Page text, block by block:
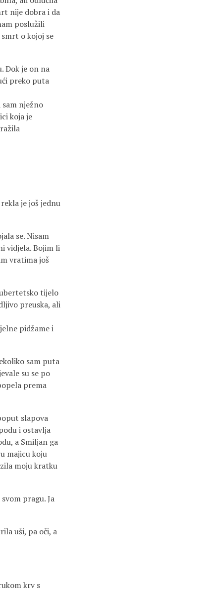
nije dobra i da
poslužili
o kojoj se
Dok je on na
preko puta
nježno
koja je
je još jednu
se. Nisam
vidjela. Bojim li
vratima još
tijelo
preuska, ali
pidžame i
sam puta
su se po
prema
slapova
i ostavlja
a Smiljan ga
majicu koju
moju kratku
pragu. Ja
uši, pa oči, a
krv s